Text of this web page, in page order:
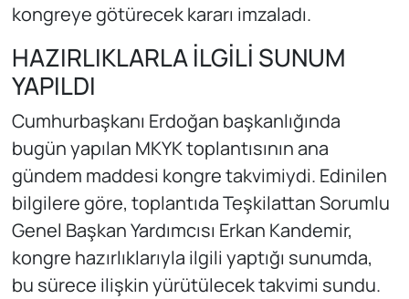
kongreye götürecek kararı imzaladı.
HAZIRLIKLARLA İLGİLİ SUNUM
YAPILDI
Cumhurbaşkanı Erdoğan başkanlığında
bugün yapılan MKYK toplantısının ana
gündem maddesi kongre takvimiydi. Edinilen
bilgilere göre, toplantıda Teşkilattan Sorumlu
Genel Başkan Yardımcısı Erkan Kandemir,
kongre hazırlıklarıyla ilgili yaptığı sunumda,
bu sürece ilişkin yürütülecek takvimi sundu.